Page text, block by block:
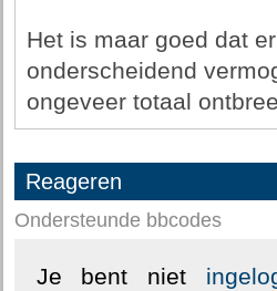
Het is maar goed dat
onderscheidend
ongeveer totaal
Reageren
Ondersteunde bbcodes
Je bent niet